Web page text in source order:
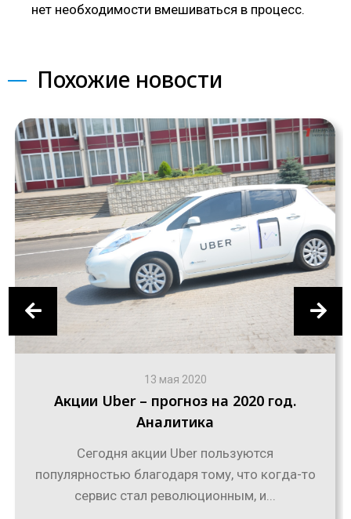
нет необходимости вмешиваться в процесс.
Похожие новости
13 мая 2020
Акции Uber – прогноз на 2020 год.
Аналитика
Сегодня акции Uber пользуются
популярностью благодаря тому, что когда-то
сервис стал революционным, и...